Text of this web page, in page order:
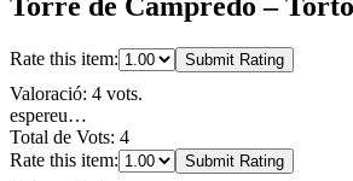
Torre de Campredó –
Rate this item: Submit Rating
Valoració: 4 vots.
espereu…
Total de Vots: 4
Rate this item:
Submit Rating